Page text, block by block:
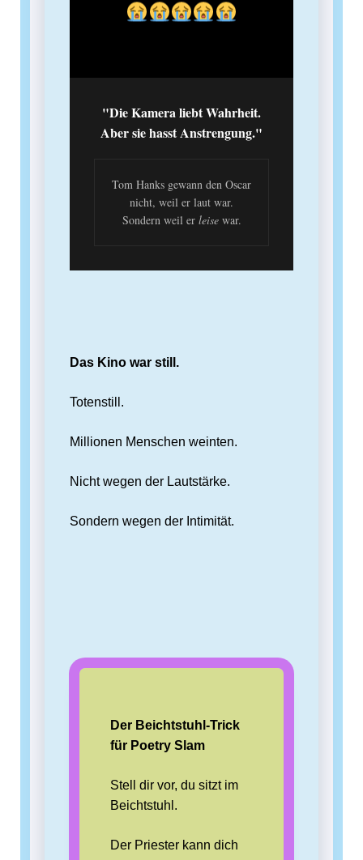
"Die Kamera liebt Wahrheit.
Aber sie hasst Anstrengung."
Tom Hanks gewann den Oscar
nicht, weil er laut war.
Sondern weil er leisewar.
Das Kino war still.
Totenstill.
Millionen Menschen weinten.
Nicht wegen der Lautstärke.
Sondern wegen der Intimität.
Der Beichtstuhl-Trick
für Poetry Slam
Stell dir vor, du sitzt im
Beichtstuhl.
Der Priester kann dich